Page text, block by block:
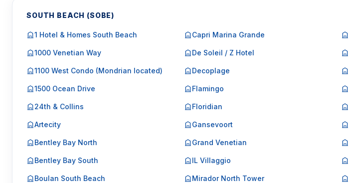
SOUTH BEACH (SOBE)
1 Hotel & Homes South Beach
1000 Venetian Way
1100 West Condo (Mondrian located)
1500 Ocean Drive
24th & Collins
Artecity
Bentley Bay North
Bentley Bay South
Boulan South Beach
Capri Marina Grande
De Soleil / Z Hotel
Decoplage
Flamingo
Floridian
Gansevoort
Grand Venetian
IL Villaggio
Mirador North Tower